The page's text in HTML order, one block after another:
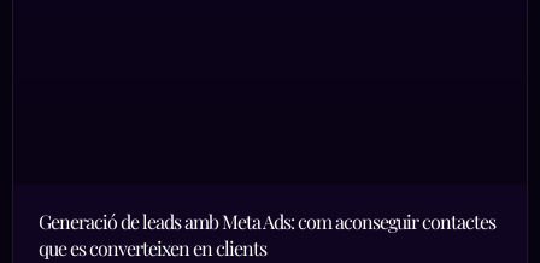
Generació de leads amb Meta Ads: com aconseguir contactes
que es converteixen en clients